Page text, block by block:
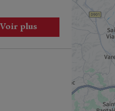
Voir plus